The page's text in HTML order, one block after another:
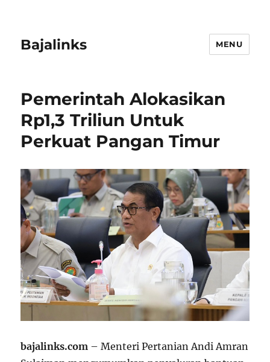
Bajalinks MENU
Pemerintah Alokasikan
Rp1,3 Triliun Untuk
Perkuat Pangan Timur
bajalinks.com – Menteri Pertanian Andi Amran